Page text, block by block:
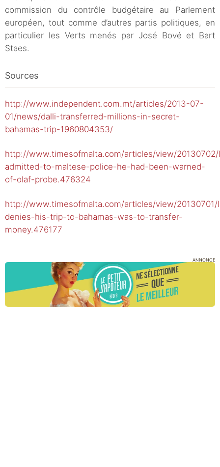
commission du contrôle budgétaire au Parlement
européen, tout comme d’autres partis politiques, en
particulier les Verts menés par José Bové et Bart
Staes.
Sources
http://www.independent.com.mt/articles/2013-07-
01/news/dalli-transferred-millions-in-secret-
bahamas-trip-1960804353/
http://www.timesofmalta.com/articles/view/
admitted-to-maltese-police-he-had-been-warned-
of-olaf-probe.476324
http://www.timesofmalta.com/articles/view/20130701/
denies-his-trip-to-bahamas-was-to-transfer-
money.476177
ANNONCE